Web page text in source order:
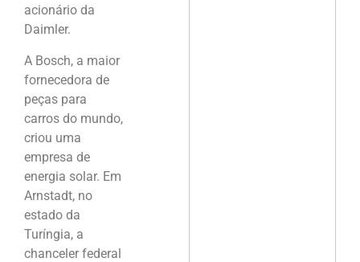
acionário da
Daimler.
A Bosch, a maior
fornecedora de
peças para
carros do mundo,
criou uma
empresa de
energia solar. Em
Arnstadt, no
estado da
Turíngia, a
chanceler federal